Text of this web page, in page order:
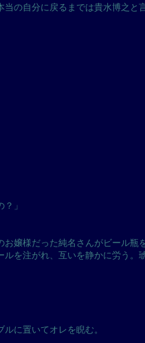
当の自分に戻るまでは貴水博之と
」
お嬢様だった純名さんがビール瓶
ルを注がれ、互いを静かに労う。
に置いてオレを睨む。